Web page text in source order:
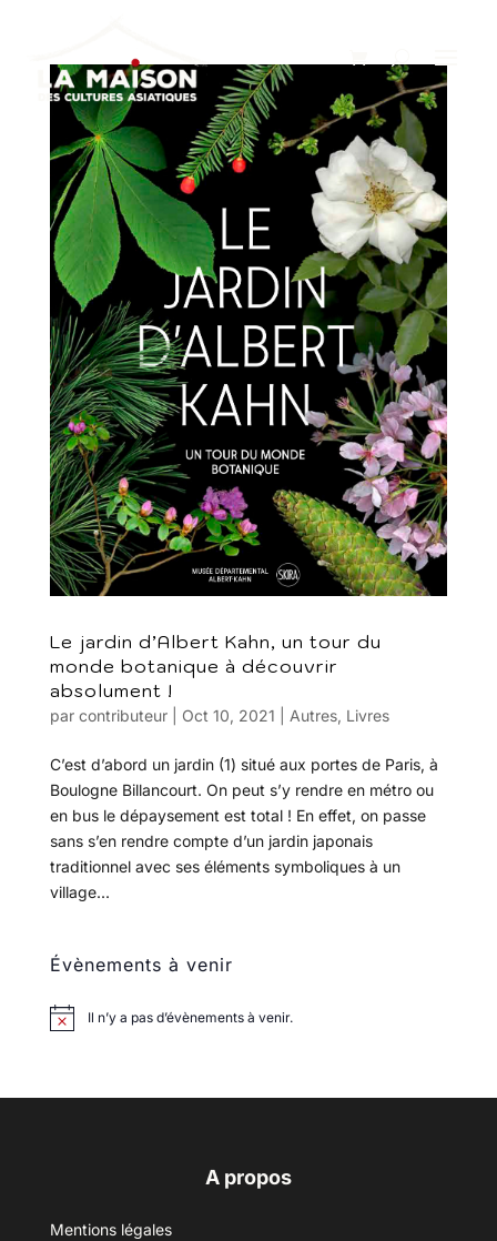
Le jardin d’Albert Kahn, un tour du
monde botanique à découvrir
absolument !
par contributeur| Oct 10, 2021 Autres, Livres
C’est d’abord un jardin (1) situé aux portes de Paris, à
Boulogne Billancourt. On peut s’y rendre en métro ou
en bus le dépaysement est total ! En effet, on passe
sans s’en rendre compte d’un jardin japonais
traditionnel avec ses éléments symboliques à un
village...
Évènements à venir
Il n’y a pas d’évènements à venir.
A propos
Mentions légales